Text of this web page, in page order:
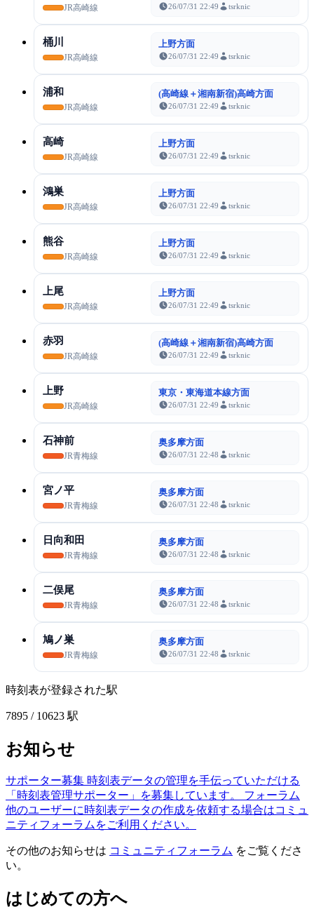
JR高崎線 26/07/31 22:49 tsrknic
桶川
JR高崎線
上野方面
26/07/31 22:49 tsrknic
浦和
JR高崎線
(高崎線＋湘南新宿)高崎方面
26/07/31 22:49 tsrknic
高崎
JR高崎線
上野方面
26/07/31 22:49 tsrknic
鴻巣
JR高崎線
上野方面
26/07/31 22:49 tsrknic
熊谷
JR高崎線
上野方面
26/07/31 22:49 tsrknic
上尾
JR高崎線
上野方面
26/07/31 22:49 tsrknic
赤羽
JR高崎線
(高崎線＋湘南新宿)高崎方面
26/07/31 22:49 tsrknic
上野
JR高崎線
東京・東海道本線方面
26/07/31 22:49 tsrknic
石神前
JR青梅線
奥多摩方面
26/07/31 22:48 tsrknic
宮ノ平
JR青梅線
奥多摩方面
26/07/31 22:48 tsrknic
日向和田
JR青梅線
奥多摩方面
26/07/31 22:48 tsrknic
二俣尾
JR青梅線
奥多摩方面
26/07/31 22:48 tsrknic
鳩ノ巣
JR青梅線
奥多摩方面
26/07/31 22:48 tsrknic
時刻表が登録された駅
7895 / 10623 駅
お知らせ
サポーター募集 時刻表データの管理を手伝っていただける
「時刻表管理サポーター」を募集しています。
フォーラム
他のユーザーに時刻表データの作成を依頼する場合はコミュ
ニティフォーラムをご利用ください。
その他のお知らせは コミュニティフォーラム をご覧くださ
い。
はじめての方へ